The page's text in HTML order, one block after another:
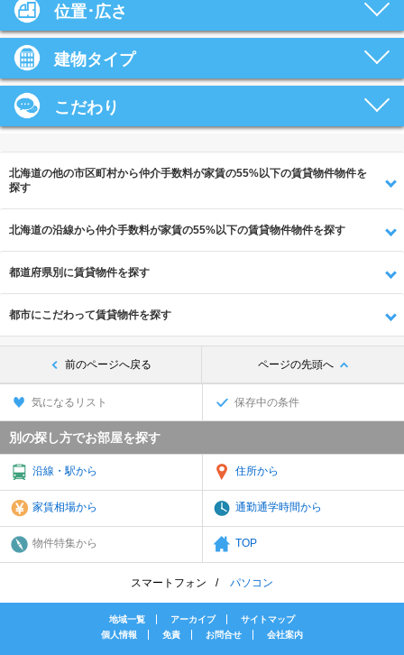
位置･広さ
建物タイプ
こだわり
北海道の他の市区町村から仲介手数料が家賃の55%以下の賃貸物件物件を
探す
北海道の沿線から仲介手数料が家賃の55%以下の賃貸物件物件を探す
都道府県別に賃貸物件を探す
都市にこだわって賃貸物件を探す
前のページへ戻る ページの先頭へ
気になるリスト 保存中の条件
別の探し方でお部屋を探す
沿線・駅から 住所から
家賃相場から 通勤通学時間から
物件特集から TOP
スマートフォン パソコン
地域一覧 アーカイブ
サイトマップ
個人情報
免責 お問合せ 会社案内